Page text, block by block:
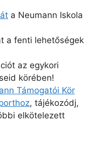
a Neumann Iskola
a fenti lehetőségek
az egykori
körében!
Támogatói Kör
, tájékozódj,
elkötelezett